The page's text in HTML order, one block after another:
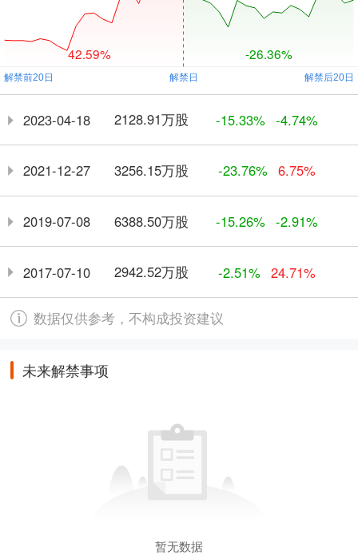
42.59% -26.36%
2023-04-18 2128.91万股 -15.33% -4.74%
2021-12-27 3256.15万股 -23.76% 6.75%
2019-07-08 6388.50万股 -15.26% -2.91%
2017-07-10 2942.52万股 -2.51% 24.71%
数据仅供参考，不构成投资建议
未来解禁事项
暂无数据